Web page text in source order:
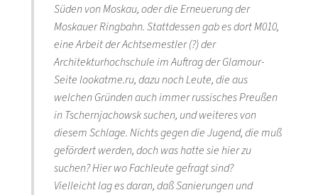
Süden von Moskau, oder die Erneuerung der
Moskauer Ringbahn. Stattdessen gab es dort M010,
eine Arbeit der Achtsemestler (?) der
Architekturhochschule im Auftrag der Glamour-
Seite lookatme.ru, dazu noch Leute, die aus
welchen Gründen auch immer russisches Preußen
in Tschernjachowsk suchen, und weiteres von
diesem Schlage. Nichts gegen die Jugend, die muß
gefördert werden, doch was hatte sie hier zu
suchen? Hier wo Fachleute gefragt sind?
Vielleicht lag es daran, daß Sanierungen und